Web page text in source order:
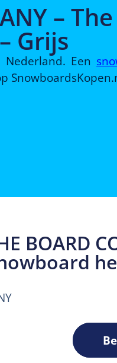
–
Grijs
Een
BOARD